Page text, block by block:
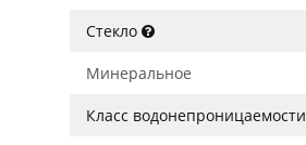
Стекло
Минеральное
Класс водонепроницаемости